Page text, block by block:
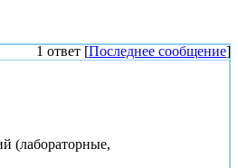
1 ответ [Последнее сообщение]
(лабораторные,